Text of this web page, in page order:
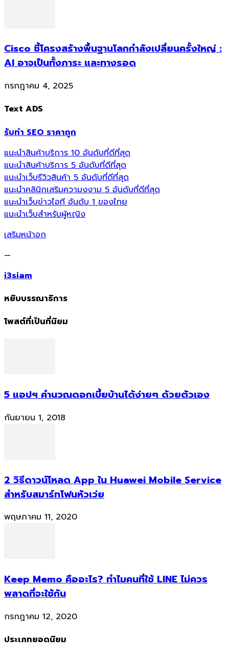
Cisco ชี้โครงสร้างพื้นฐานโลกกำลังเปลี่ยนครั้งใหญ่ :
AI อาจเป็นทั้งภาระ และทางรอด
กรกฎาคม 4, 2025
Text ADS
รับทำ SEO ราคาถูก
แนะนำสินค้าบริการ 10 อันดับที่ดีที่สุด
แนะนำสินค้าบริการ 5 อันดับที่ดีที่สุด
แนะนำเว็บรีวิวสินค้า 5 อันดับที่ดีที่สุด
แนะนำคลินิกเสริมความงงาม 5 อันดับที่ดีที่สุด
แนะนำเว็บข่าวไอที อันดับ 1 ของไทย
แนะนำเว็บสำหรับผู้หญิง
เสริมหน้าอก
—
i3siam
หยิบบรรณาธิการ
โพสต์ที่เป็นที่นิยม
5 แอปฯ คำนวณดอกเบี้ยบ้านได้ง่ายๆ ด้วยตัวเอง
กันยายน 1, 2018
2 วิธีดาวน์โหลด App ใน Huawei Mobile Service
สำหรับสมาร์ทโฟนหัวเว่ย
พฤษภาคม 11, 2020
Keep Memo คืออะไร? ทำไมคนที่ใช้ LINE ไม่ควร
พลาดที่จะใช้กัน
กรกฎาคม 12, 2020
ประเภทยอดนิยม